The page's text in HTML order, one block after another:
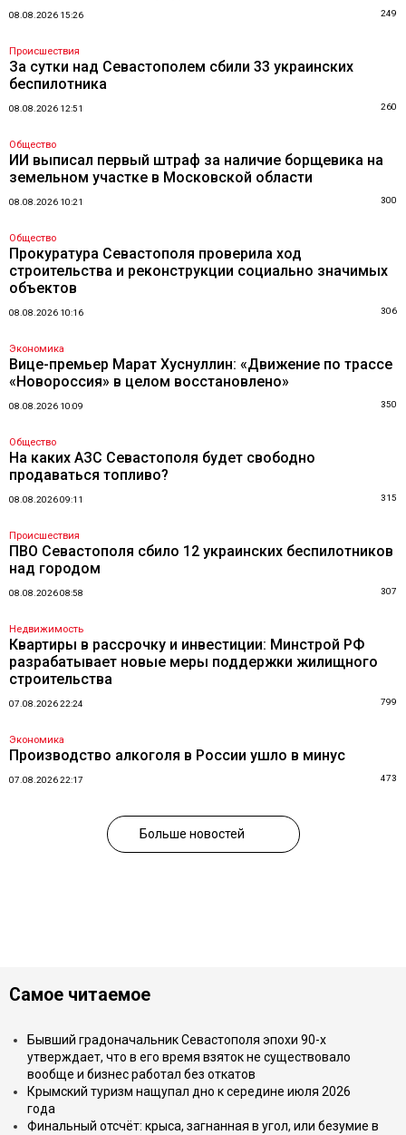
08.08.2026 15:26 249
Происшествия
За сутки над Севастополем сбили 33 украинских
беспилотника
08.08.2026 12:51 260
Общество
ИИ выписал первый штраф за наличие борщевика на
земельном участке в Московской области
08.08.2026 10:21 300
Общество
Прокуратура Севастополя проверила ход
строительства и реконструкции социально значимых
объектов
08.08.2026 10:16 306
Экономика
Вице-премьер Марат Хуснуллин: «Движение по трассе
«Новороссия» в целом восстановлено»
08.08.2026 10:09 350
Общество
На каких АЗС Севастополя будет свободно
продаваться топливо?
08.08.2026 09:11 315
Происшествия
ПВО Севастополя сбило 12 украинских беспилотников
над городом
08.08.2026 08:58 307
Недвижимость
Квартиры в рассрочку и инвестиции: Минстрой РФ
разрабатывает новые меры поддержки жилищного
строительства
07.08.2026 22:24 799
Экономика
Производство алкоголя в России ушло в минус
07.08.2026 22:17 473
Больше новостей
Самое читаемое
Бывший градоначальник Севастополя эпохи 90-х
утверждает, что в его время взяток не существовало
вообще и бизнес работал без откатов
Крымский туризм нащупал дно к середине июля 2026
года
Финальный отсчёт: крыса, загнанная в угол, или безумие в